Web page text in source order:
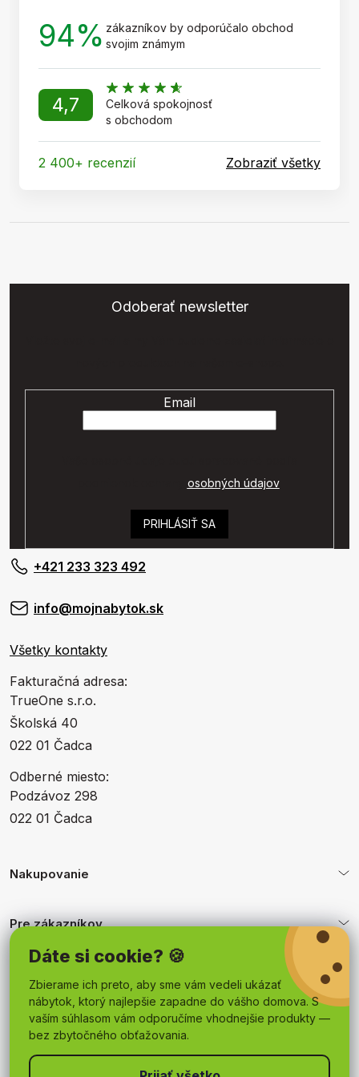
Dáte si cookie? 🍪
Zbierame ich preto, aby sme vám vedeli ukázať
nábytok, ktorý najlepšie zapadne do vášho domova. S
vaším súhlasom vám odporučíme vhodnejšie produkty —
bez zbytočného obťažovania.
94% zákazníkov by odporúčalo obchod
svojim známym
4,7
Celková spokojnosť
s obchodom
2 400+ recenzií Zobraziť všetky
Odoberať newsletter
Email
osobných údajov.
PRIHLÁSIŤ SA
+421 233 323 492
info@mojnabytok.sk
Všetky kontakty
Fakturačná adresa:
TrueOne s.r.o.
Školská 40
022 01 Čadca
Odberné miesto:
Podzávoz 298
022 01 Čadca
Nakupovanie
Pre zákazníkov